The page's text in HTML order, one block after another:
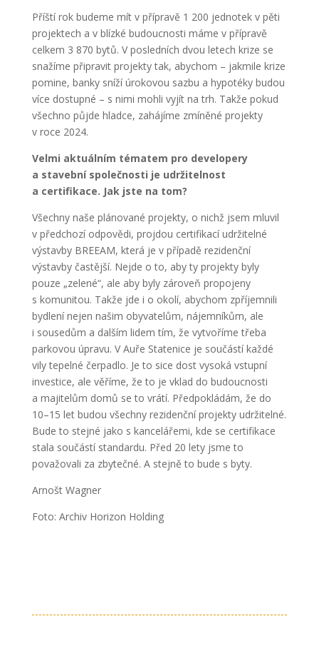
Příští rok budeme mít v přípravě 1 200 jednotek v pěti
projektech a v blízké budoucnosti máme v přípravě
celkem 3 870 bytů. V posledních dvou letech krize se
snažíme připravit projekty tak, abychom – jakmile krize
pomine, banky sníží úrokovou sazbu a hypotéky budou
více dostupné – s nimi mohli vyjít na trh. Takže pokud
všechno půjde hladce, zahájíme zmíněné projekty
v roce 2024.
Velmi aktuálním tématem pro developery
a stavební společnosti je udržitelnost
a certifikace. Jak jste na tom?
Všechny naše plánované projekty, o nichž jsem mluvil
v předchozí odpovědi, projdou certifikací udržitelné
výstavby BREEAM, která je v případě rezidenční
výstavby častější. Nejde o to, aby ty projekty byly
pouze „zelené“, ale aby byly zároveň propojeny
s komunitou. Takže jde i o okolí, abychom zpříjemnili
bydlení nejen našim obyvatelům, nájemníkům, ale
i sousedům a dalším lidem tím, že vytvoříme třeba
parkovou úpravu. V Auře Statenice je součástí každé
vily tepelné čerpadlo. Je to sice dost vysoká vstupní
investice, ale věříme, že to je vklad do budoucnosti
a majitelům domů se to vrátí. Předpokládám, že do
10–15 let budou všechny rezidenční projekty udržitelné.
Bude to stejné jako s kancelářemi, kde se certifikace
stala součástí standardu. Před 20 lety jsme to
považovali za zbytečné. A stejně to bude s byty.
Arnošt Wagner
Foto: Archiv Horizon Holding